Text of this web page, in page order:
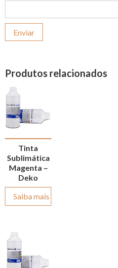
Produtos relacionados
Tinta
Sublimática
Magenta –
Deko
Saiba mais